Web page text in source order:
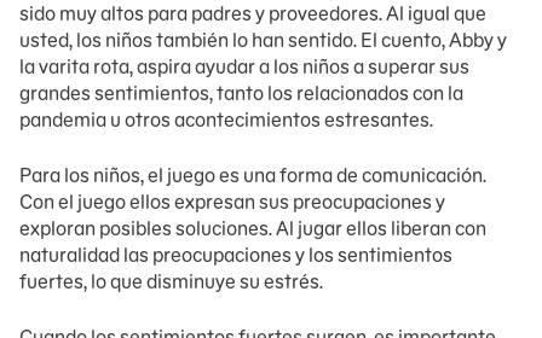
sido muy altos para padres y proveedores. Al igual que
usted, los niños también lo han sentido. El cuento, Abby y
la varita rota, aspira ayudar a los niños a superar sus
grandes sentimientos, tanto los relacionados con la
pandemia u otros acontecimientos estresantes.
Para los niños, el juego es una forma de comunicación.
Con el juego ellos expresan sus preocupaciones y
exploran posibles soluciones. Al jugar ellos liberan con
naturalidad las preocupaciones y los sentimientos
fuertes, lo que disminuye su estrés.